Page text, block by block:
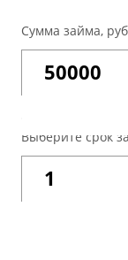
Сумма займа,
Выберите срок